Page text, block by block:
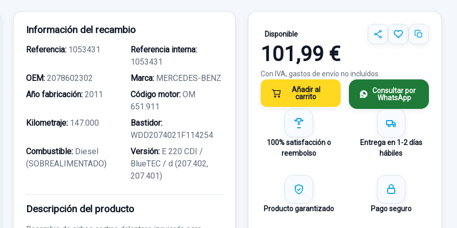
Información del recambio
Referencia: 1053431
Referencia interna:
1053431
OEM: 2078602302 Marca: MERCEDES-BENZ
Año fabricación: 2011 Código motor: OM
651.911
Kilometraje: 147.000
Bastidor:
WDD2074021F114254
Combustible: Diesel
(SOBREALIMENTADO)
Versión: E 220 CDI /
BlueTEC / d (207.402,
207.401)
Descripción del producto
Disponible
101,99 €
Con IVA, gastos de envío no incluídos.
Añadir al
carrito
Consultar por
WhatsApp
100% satisfacción o
reembolso
Entrega en 1-2 días
hábiles
Producto garantizado Pago seguro